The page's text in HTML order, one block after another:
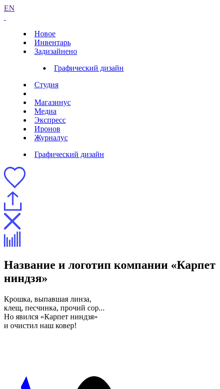
EN
Новое
Инвентарь
Задизайнено
Графический дизайн
Студия
Магазинус
Медиа
Экспресс
Иронов
Журналус
Графический дизайн
Название и логотип компании «Карпет
ниндзя»
Крошка, выпавшая линза,
клещ, песчинка, прочий сор...
Но явился «Карпет ниндзя»
и очистил наш ковер!